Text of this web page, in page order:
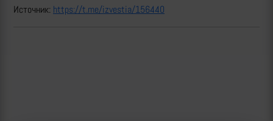
Источник: https://t.me/izvestia/156440